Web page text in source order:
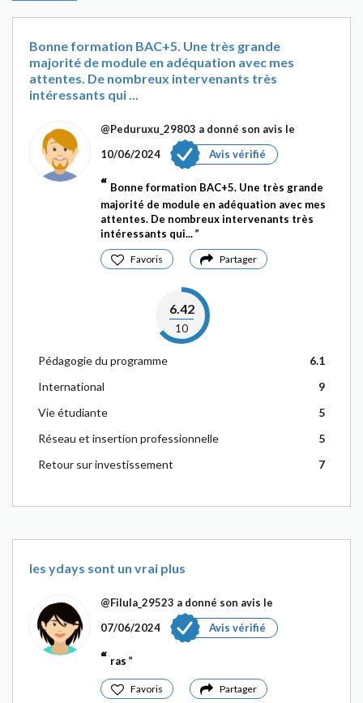
Bonne formation BAC+5. Une très grande
majorité de module en adéquation avec mes
attentes. De nombreux intervenants très
intéressants qui ...
@Peduruxu_29803 a donné son avis le
10/06/2024
Avis vérifié
Bonne formation BAC+5. Une très grande
majorité de module en adéquation avec mes
attentes. De nombreux intervenants très
intéressants qui...
Favoris Partager
6.42
10
Pédagogie du programme
6.1
International
9
Vie étudiante
5
Réseau et insertion professionnelle
5
Retour sur investissement
7
les ydays sont un vrai plus
@Filula_29523 a donné son avis le
07/06/2024
Avis vérifié
ras
Favoris Partager